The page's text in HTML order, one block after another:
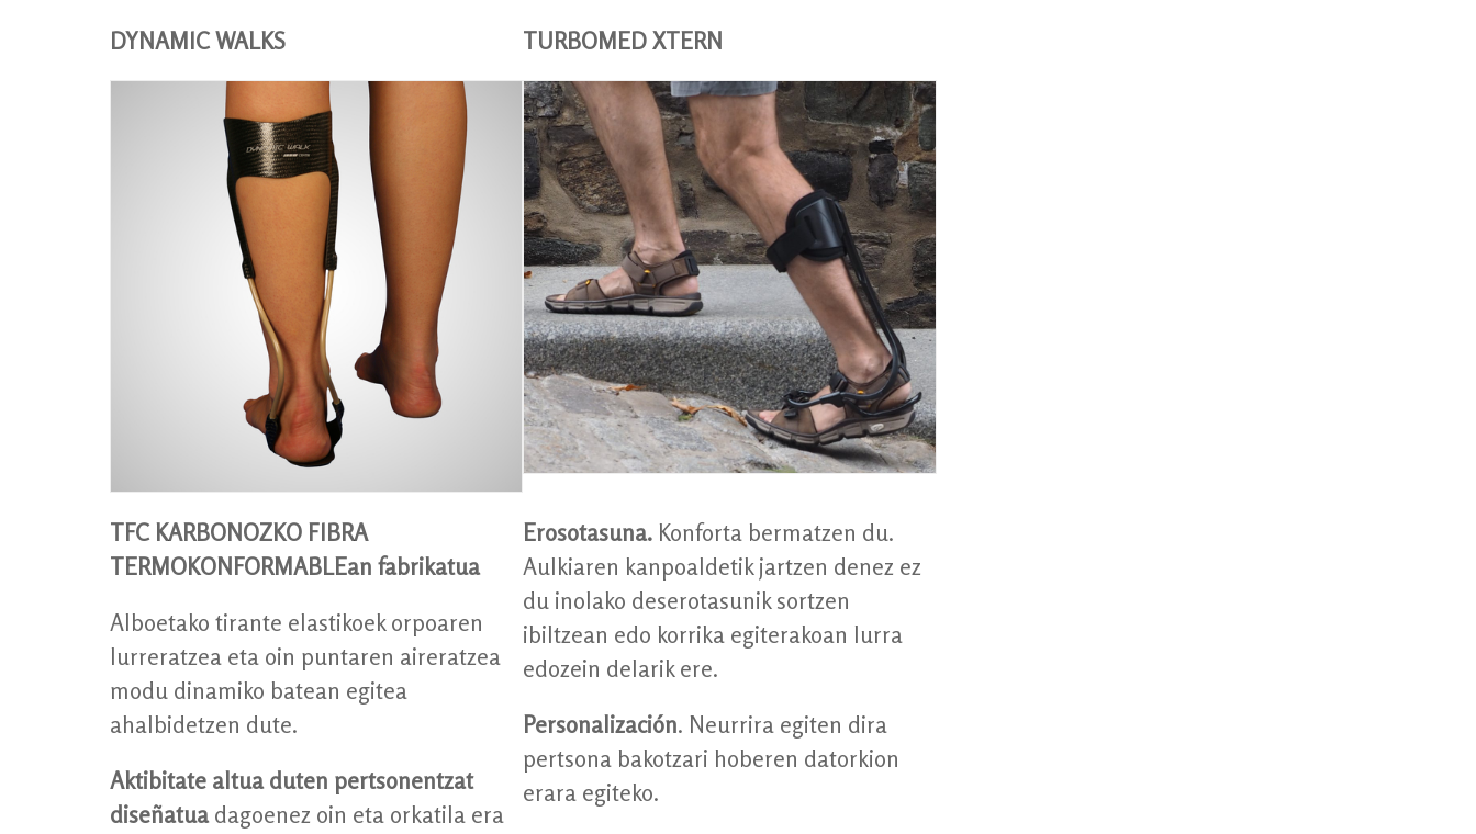
DYNAMIC WALKS TURBOMED XTERN
TFC KARBONOZKO FIBRA
TERMOKONFORMABLEan fabrikatua
Alboetako tirante elastikoek orpoaren
lurreratzea eta oin puntaren aireratzea
modu dinamiko batean egitea
ahalbidetzen dute.
Aktibitate altua duten pertsonentzat
diseñatuadagoenez oin eta orkatila era
Erosotasuna. Konforta bermatzen du.
Aulkiaren kanpoaldetik jartzen denez ez
du inolako deserotasunik sortzen
ibiltzean edo korrika egiterakoan lurra
edozein delarik ere.
Personalización. Neurrira egiten dira
pertsona bakotzari hoberen datorkion
erara egiteko.